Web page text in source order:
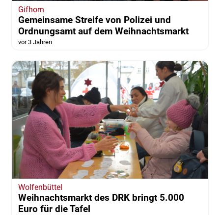
Gifhorn
Gemeinsame Streife von Polizei und
Ordnungsamt auf dem Weihnachtsmarkt
vor 3 Jahren
Wolfenbüttel
Weihnachtsmarkt des DRK bringt 5.000
Euro für die Tafel